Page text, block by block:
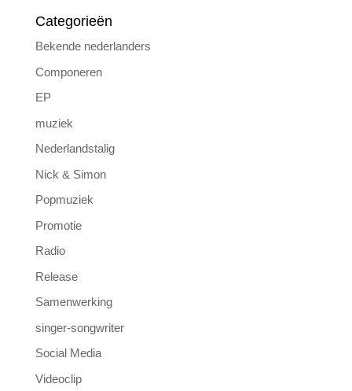
Categorieën
Bekende nederlanders
Componeren
EP
muziek
Nederlandstalig
Nick & Simon
Popmuziek
Promotie
Radio
Release
Samenwerking
singer-songwriter
Social Media
Videoclip